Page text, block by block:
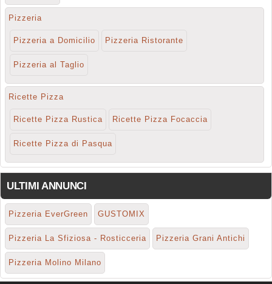
Pizzeria
Pizzeria a Domicilio Pizzeria Ristorante
Pizzeria al Taglio
Ricette Pizza
Ricette Pizza Rustica Ricette Pizza Focaccia
Ricette Pizza di Pasqua
ULTIMI ANNUNCI
Pizzeria EverGreen GUSTOMIX
Pizzeria La Sfiziosa - Rosticceria Pizzeria Grani Antichi
Pizzeria Molino Milano